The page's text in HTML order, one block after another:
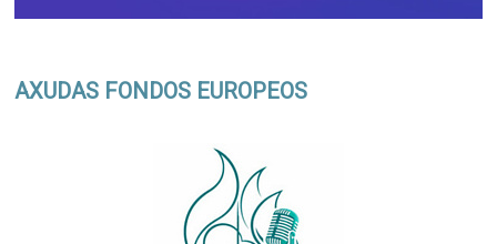
AXUDAS FONDOS EUROPEOS